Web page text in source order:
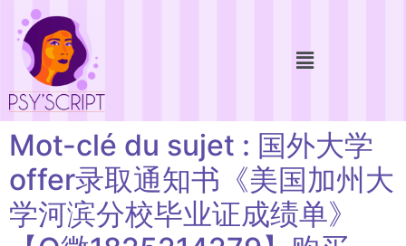
Mot-clé du sujet : 国外大学
offer录取通知书《美国加州大
学河滨分校毕业证成绩单》